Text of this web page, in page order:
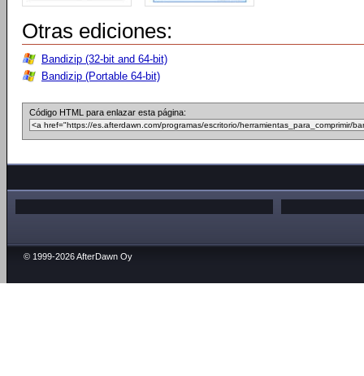
Otras ediciones:
Bandizip (32-bit and 64-bit)
Bandizip (Portable 64-bit)
Código HTML para enlazar esta página:
© 1999-2026 AfterDawn Oy